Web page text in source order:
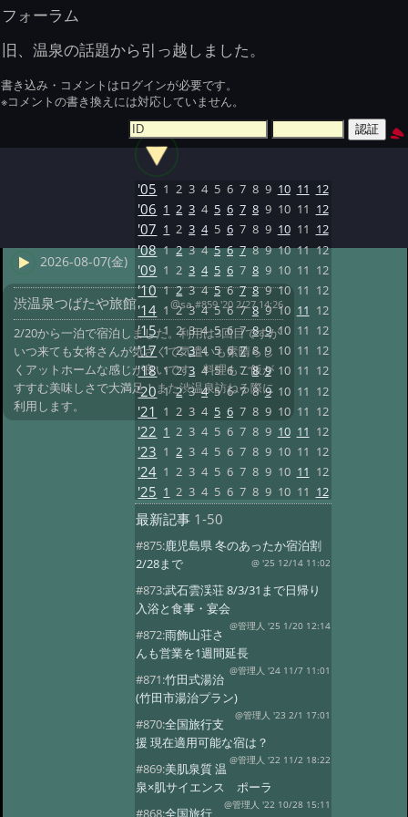
フォーラム
旧、温泉の話題から引っ越しました。
書き込み・コメントはログインが必要です。
※コメントの書き換えには対応していません。
2026-08-07(金)
渋温泉つばたや旅館 @sa#859 '20 2/27 14:26
2/20から一泊で宿泊しました。利用は3回目ですが
いつ来ても女将さんが気さくで気遣いも素晴らし
くアットホームな感じが良いです。料理もご飯が
すすむ美味しさで大満足！また渋温泉訪ねる際に
利用します。
'05 1 2 3 4 5 6 7 8 9 10 11 12
'06 1 2 3 4 5 6 7 8 9 10 11 12
'07 1 2 3 4 5 6 7 8 9 10 11 12
'08 1 2 3 4 5 6 7 8 9 10 11 12
'09 1 2 3 4 5 6 7 8 9 10 11 12
'10 1 2 3 4 5 6 7 8 9 10 11 12
'14 1 2 3 4 5 6 7 8 9 10 11 12
'15 1 2 3 4 5 6 7 8 9 10 11 12
'17 1 2 3 4 5 6 7 8 9 10 11 12
'18 1 2 3 4 5 6 7 8 9 10 11 12
'20 1 2 3 4 5 6 7 8 9 10 11 12
'21 1 2 3 4 5 6 7 8 9 10 11 12
'22 1 2 3 4 5 6 7 8 9 10 11 12
'23 1 2 3 4 5 6 7 8 9 10 11 12
'24 1 2 3 4 5 6 7 8 9 10 11 12
'25 1 2 3 4 5 6 7 8 9 10 11 12
最新記事 1-50
#875:鹿児島県 冬のあったか宿泊割
2/28まで
@ '25 12/14 11:02
#873:武石雲渓荘 8/3/31まで日帰り
入浴と食事・宴会
@管理人 '25 1/20 12:14
#872:雨飾山荘さ
んも営業を1週間延長
@管理人 '24 11/7 11:01
#871:竹田式湯治
(竹田市湯治プラン)
@管理人 '23 2/1 17:01
#870:全国旅行支
援 現在適用可能な宿は？
@管理人 '22 11/2 18:22
#869:美肌泉質 温
泉×肌サイエンス ポーラ
@管理人 '22 10/28 15:11
#868:全国旅行